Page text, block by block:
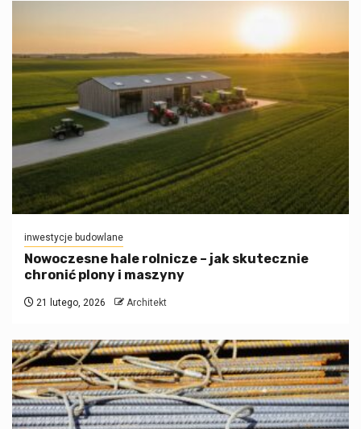
inwestycje budowlane
Nowoczesne hale rolnicze – jak skutecznie
chronić plony i maszyny
21 lutego, 2026 Architekt